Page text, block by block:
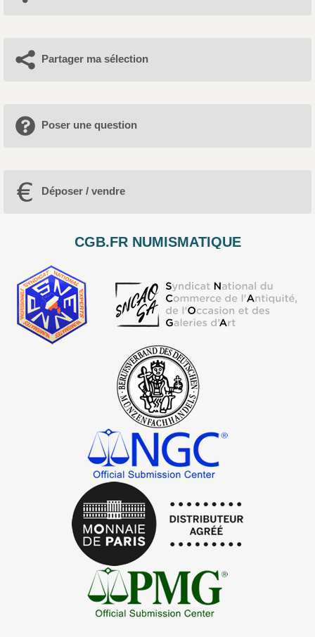
Partager ma sélection
Poser une question
Déposer / vendre
CGB.FR NUMISMATIQUE